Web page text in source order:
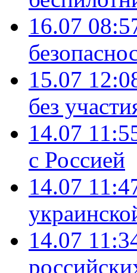
16.07
15.07
без
14.07
с Россией
14.07
14.07